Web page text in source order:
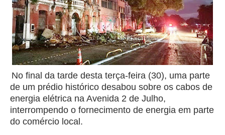
No final da tarde desta terça-feira (30), uma parte
de um prédio histórico desabou sobre os cabos de
energia elétrica na Avenida 2 de Julho,
interrompendo o fornecimento de energia em parte
do comércio local.